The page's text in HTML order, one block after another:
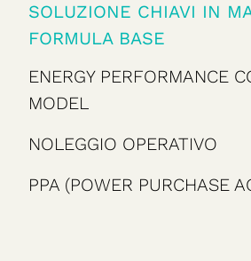
SOLUZIONE CHIAVI IN
FORMULA BASE
ENERGY PERFORMANCE
MODEL
NOLEGGIO OPERATIVO
PPA (POWER PURCHASE